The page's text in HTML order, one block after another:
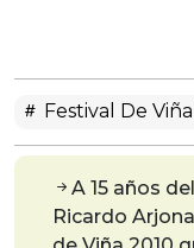
Festival De
A 15 años
Ricardo